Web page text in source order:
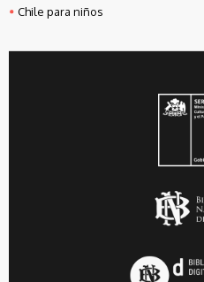
Chile para niños